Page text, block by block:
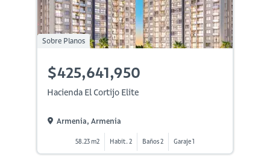
Sobre Planos
$425,641,950
Hacienda El Cortijo Elite
Armenia, Armenia
58.23 m2 Habit. 2 Baños 2 Garaje 1